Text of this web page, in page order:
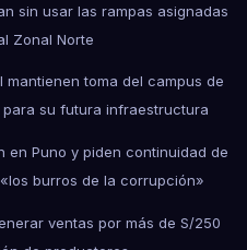
sin usar las rampas asignadas
Zonal Norte
toma del campus de
su futura infraestructura
en Puno y piden continuidad de
burros de la corrupción»
ventas por más de S/250